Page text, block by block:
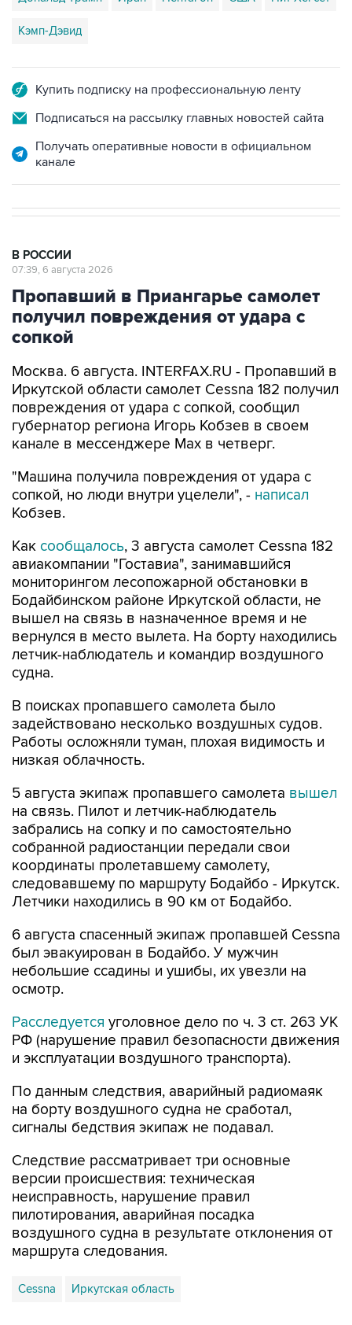
Кэмп-Дэвид
Купить подписку на профессиональную ленту
Подписаться на рассылку главных новостей сайта
Получать оперативные новости в официальном
канале
В РОССИИ
07:39, 6 августа 2026
Пропавший в Приангарье самолет
получил повреждения от удара с
сопкой
Москва. 6 августа. INTERFAX.RU - Пропавший в
Иркутской области самолет Cessna 182 получил
повреждения от удара с сопкой, сообщил
губернатор региона Игорь Кобзев в своем
канале в мессенджере Мах в четверг.
"Машина получила повреждения от удара с
сопкой, но люди внутри уцелели", - написал
Кобзев.
Как сообщалось, 3 августа самолет Cessna 182
авиакомпании "Гоставиа", занимавшийся
мониторингом лесопожарной обстановки в
Бодайбинском районе Иркутской области, не
вышел на связь в назначенное время и не
вернулся в место вылета. На борту находились
летчик-наблюдатель и командир воздушного
судна.
В поисках пропавшего самолета было
задействовано несколько воздушных судов.
Работы осложняли туман, плохая видимость и
низкая облачность.
5 августа экипаж пропавшего самолета вышел
на связь. Пилот и летчик-наблюдатель
забрались на сопку и по самостоятельно
собранной радиостанции передали свои
координаты пролетавшему самолету,
следовавшему по маршруту Бодайбо - Иркутск.
Летчики находились в 90 км от Бодайбо.
6 августа спасенный экипаж пропавшей Cessna
был эвакуирован в Бодайбо. У мужчин
небольшие ссадины и ушибы, их увезли на
осмотр.
Расследуется уголовное дело по ч. 3 ст. 263 УК
РФ (нарушение правил безопасности движения
и эксплуатации воздушного транспорта).
По данным следствия, аварийный радиомаяк
на борту воздушного судна не сработал,
сигналы бедствия экипаж не подавал.
Следствие рассматривает три основные
версии происшествия: техническая
неисправность, нарушение правил
пилотирования, аварийная посадка
воздушного судна в результате отклонения от
маршрута следования.
Cessna Иркутская область